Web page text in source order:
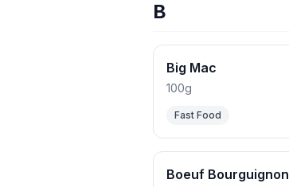
B
Big Mac
100g
Fast Food
Boeuf Bourguignon